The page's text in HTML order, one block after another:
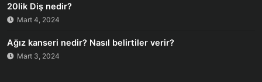
20lik Diş nedir?
Mart 4, 2024
Ağız kanseri nedir? Nasıl belirtiler verir?
Mart 3, 2024